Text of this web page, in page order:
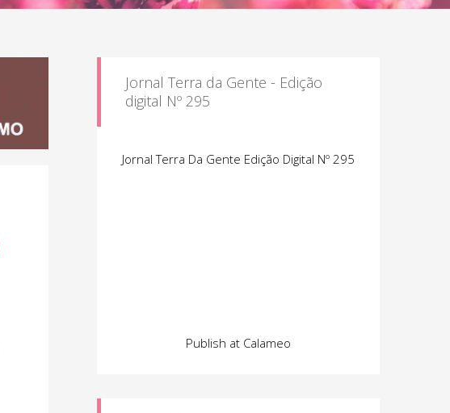
Jornal Terra da Gente - Edição
digital Nº 295
Jornal Terra Da Gente Edição Digital Nº 295
Publish at Calameo